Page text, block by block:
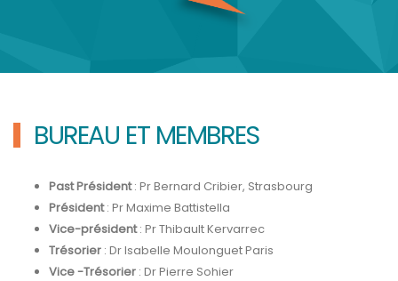
BUREAU ET MEMBRES
Past Président: Pr Bernard Cribier, Strasbourg
Président: Pr Maxime Battistella
Vice-président: Pr Thibault Kervarrec
Trésorier : Dr Isabelle Moulonguet Paris
Vice -Trésorier : Dr Pierre Sohier